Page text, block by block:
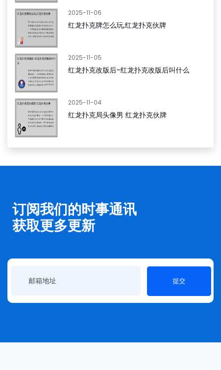
2025-11-06
红龙扑克牌怎么玩,红龙扑克伙牌
2025-11-05
红龙扑克改版后-红龙扑克改版后叫什么
2025-11-04
红龙扑克局头像男 红龙扑克伙牌
订阅我们的时事通讯
获取更多更新
提交